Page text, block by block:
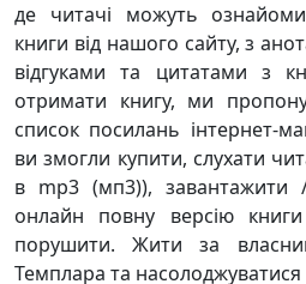
де читачі можуть
книги від нашого сайту, з
відгуками та цитатами з
отримати книгу, ми
список посилань інтернет-
ви змогли купити, слухати
в mp3 (мп3)), завантажити
онлайн повну версію
порушити. Жити за
Темплара та